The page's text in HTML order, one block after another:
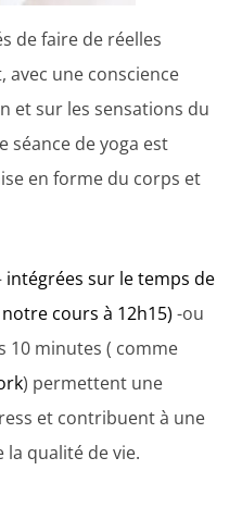
de faire de réelles
avec une conscience
et sur les sensations du
séance de yoga est
en forme du corps et
intégrées sur le temps de
cours à 12h15) -ou
10 minutes ( comme
) permettent une
et contribuent à une
qualité de vie.